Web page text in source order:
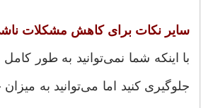
سایر نکات برای کاهش مشکلات
با اینکه شما نمی‌توانید به طور
جلوگیری کنید اما می‌توانید به